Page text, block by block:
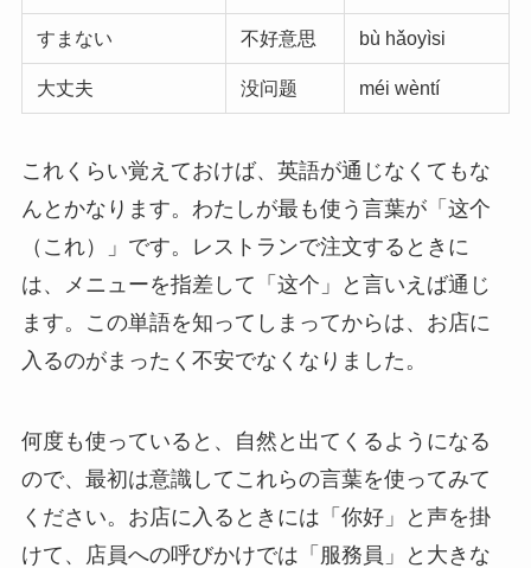
すまない 不好意思 bù hǎoyìsi
大丈夫 没问题 méi wèntí
これくらい覚えておけば、英語が通じなくてもな
んとかなります。わたしが最も使う言葉が「这个
（これ）」です。レストランで注文するときに
は、メニューを指差して「这个」と言いえば通じ
ます。この単語を知ってしまってからは、お店に
入るのがまったく不安でなくなりました。
何度も使っていると、自然と出てくるようになる
ので、最初は意識してこれらの言葉を使ってみて
ください。お店に入るときには「你好」と声を掛
けて、店員への呼びかけでは「服務員」と大きな